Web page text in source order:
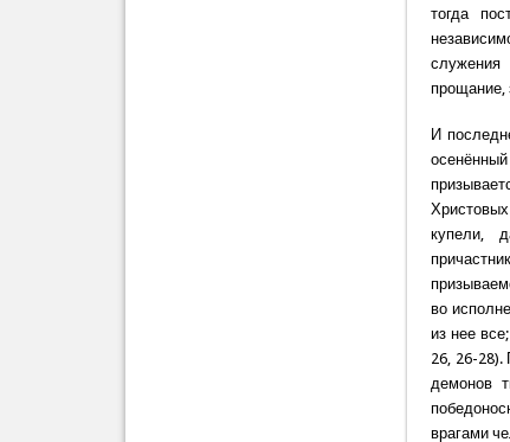
тогда
служения
прощание,
И
купели,
во
из нее
26, 26-28).
демонов
врагами